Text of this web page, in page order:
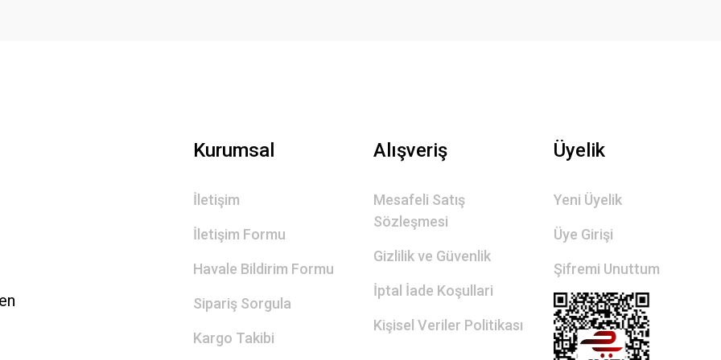
Kurumsal
İletişim
İletişim Formu
Havale Bildirim Formu
Sipariş Sorgula
Kargo Takibi
Alışveriş
Mesafeli Satış
Sözleşmesi
Gizlilik ve Güvenlik
İptal İade Koşullari
Kişisel Veriler Politikası
Üyelik
Yeni Üyelik
Üye Girişi
Şifremi Unuttum